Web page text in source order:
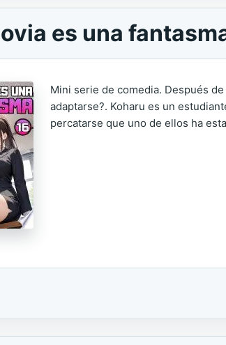
es una
Mini serie de comedia. Después
adaptarse?. Koharu es un
percatarse que uno de ellos ha